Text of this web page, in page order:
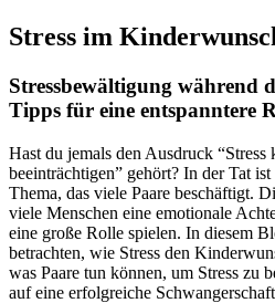
Stress im
Stressbewältigung während
Tipps für eine entspanntere
Hast du jemals den Ausdruck
beeinträchtigen” gehört? In der Tat
Thema, das viele Paare beschäftigt.
viele Menschen eine emotionale
eine große Rolle spielen. In diesem
betrachten, wie Stress den
was Paare tun können, um Stress zu
auf eine erfolgreiche